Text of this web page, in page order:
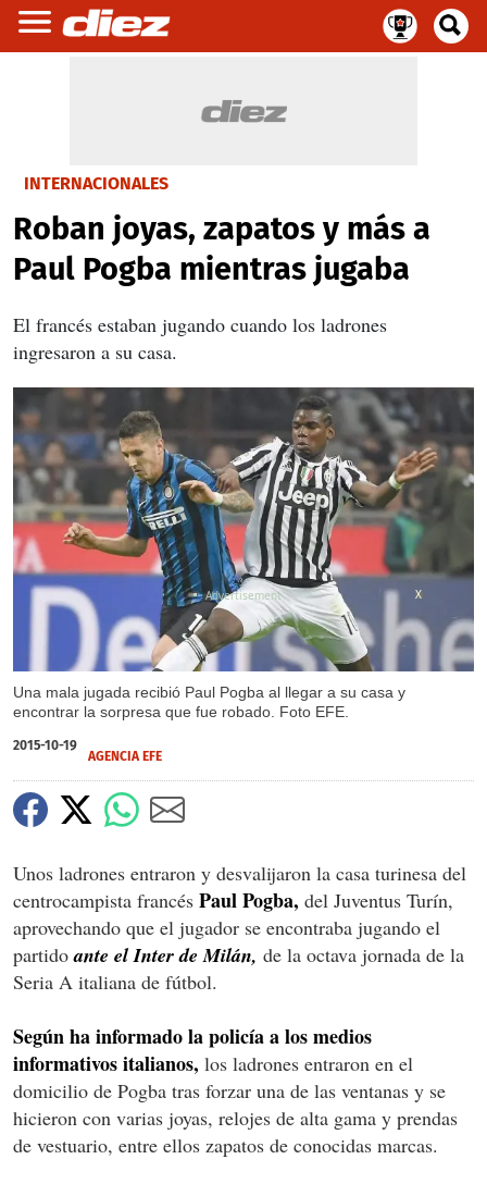
INTERNACIONALES
Roban joyas, zapatos y más a
Paul Pogba mientras jugaba
El francés estaban jugando cuando los ladrones
ingresaron a su casa.
Una mala jugada recibió Paul Pogba al llegar a su casa y
encontrar la sorpresa que fue robado. Foto EFE.
X
2015-10-19
AGENCIA EFE
Unos ladrones entraron y desvalijaron la casa turinesa del
centrocampista francés Paul Pogba, del Juventus Turín,
aprovechando que el jugador se encontraba jugando el
partidoante el Inter de Milán, de la octava jornada de la
Seria A italiana de fútbol.
Según ha informado la policía a los medios
informativos italianos, los ladrones entraron en el
domicilio de Pogba tras forzar una de las ventanas y se
hicieron con varias joyas, relojes de alta gama y prendas
de vestuario, entre ellos zapatos de conocidas marcas.